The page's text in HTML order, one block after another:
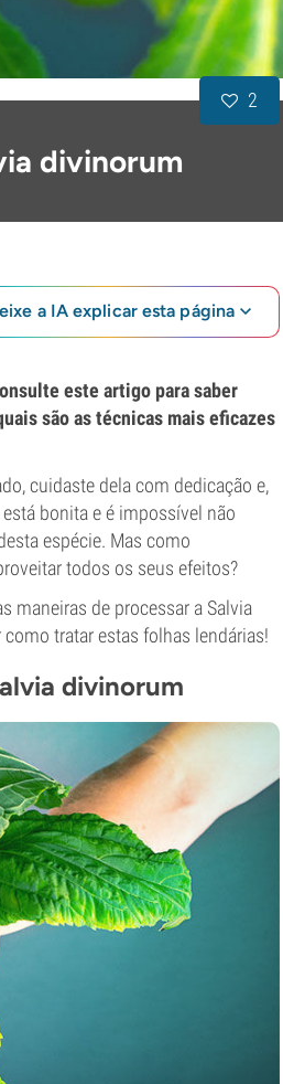
divinorum
2
a IA explicar esta página
este artigo para saber
são as técnicas mais eficazes
cuidaste dela com dedicação e,
bonita e é impossível não
espécie. Mas como
todos os seus efeitos?
maneiras de processar a Salvia
tratar estas folhas lendárias!
divinorum